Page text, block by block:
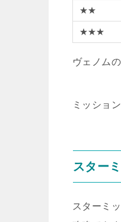
★★
★★★
ヴェノム
ミッショ
スター
スターミ